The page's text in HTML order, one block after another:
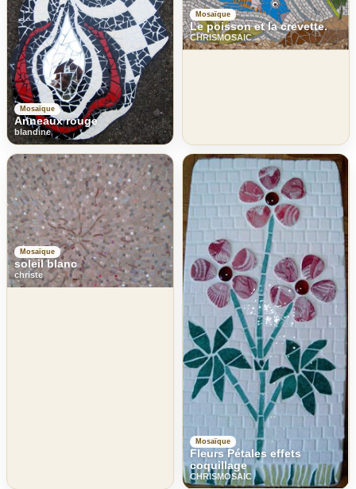
Mosaïque
Anneaux rouge
blandine
Mosaïque
Le poisson et la crevette.
CHRISMOSAIC
Mosaïque
soleil blanc
christe
Mosaïque
Fleurs Pétales effets
coquillage
CHRISMOSAIC